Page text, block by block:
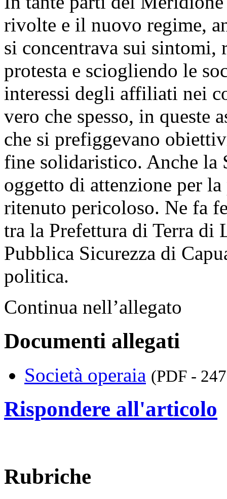
rivolte e il nuovo regime,
si concentrava sui sintomi,
protesta e sciogliendo le
interessi degli affiliati nei
vero che spesso, in queste
che si prefiggevano
fine solidaristico. Anche la
oggetto di attenzione per
ritenuto pericoloso. Ne fa
tra la Prefettura di Terra di
Pubblica Sicurezza di
politica.
Continua nell’allegato
Documenti allegati
Società operaia (PDF -
Rispondere all'articolo
Rubriche